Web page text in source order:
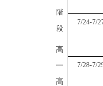
階
段
高
一
高
7/24-7/
7/28-7/